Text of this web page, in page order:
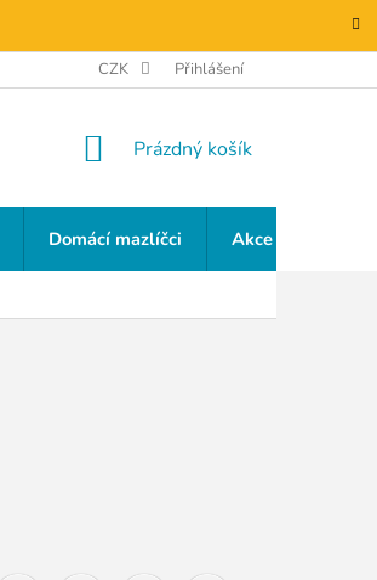
CZK Přihlášení
NÁKUPNÍ
Prázdný košík
Domácí mazlíčci Akce a slevy